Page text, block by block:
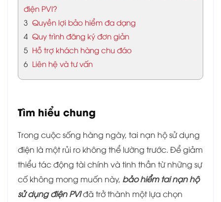
điện PVI?
3 Quyền lợi bảo hiểm đa dạng
4 Quy trình đăng ký đơn giản
5 Hỗ trợ khách hàng chu đáo
6 Liên hệ và tư vấn
Tìm hiểu chung
Trong cuộc sống hàng ngày, tai nạn hộ sử dụng
điện là một rủi ro không thể lường trước. Để giảm
thiểu tác động tài chính và tinh thần từ những sự
cố không mong muốn này, bảo hiểm tai nạn hộ
sử dụng điện PVIđã trở thành một lựa chọn